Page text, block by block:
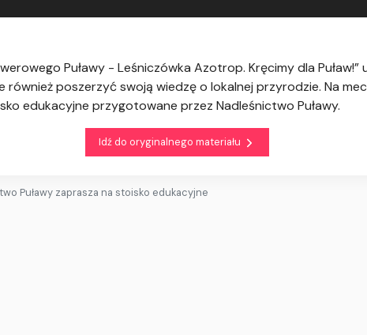
Puławy - Leśniczówka Azotrop. Kręcimy dla
również poszerzyć swoją wiedzę o lokalnej przyrodzie. Na
edukacyjne przygotowane przez Nadleśnictwo Puławy.
Idź do oryginalnego materiału
Puławy zaprasza na stoisko edukacyjne